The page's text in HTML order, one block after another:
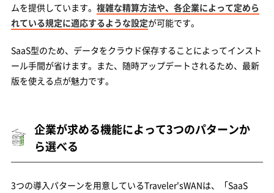
ムを提供しています。 複雑な精算方法や、各企業によって定めら
れている規定に適応するような設定が可能です。
SaaS型のため、データをクラウド保存することによってインスト
ール手間が省けます。また、随時アップデートされるため、最新
版を使える点が魅力です。
企業が求める機能によって3つのパターンか
ら選べる
3つの導入パターンを用意しているTraveler'sWANは、「SaaS